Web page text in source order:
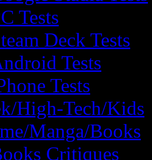
Tests
Deck Tests
Tests
Tests
High-Tech/Kids
Manga/Books
Critiques